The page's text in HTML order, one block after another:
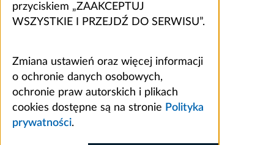
przyciskiem „ZAAKCEPTUJ
WSZYSTKIE I PRZEJDŹ DO SERWISU”.
Zmiana ustawień oraz więcej informacji
o ochronie danych osobowych,
ochronie praw autorskich i plikach
cookies dostępne są na stronie Polityka
prywatności.